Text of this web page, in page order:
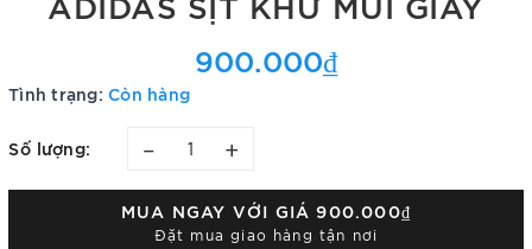
900.000₫
Tình trạng: Còn hàng
Số lượng: – +
MUA NGAY VỚI GIÁ 900.000₫
Đặt mua giao hàng tận nơi